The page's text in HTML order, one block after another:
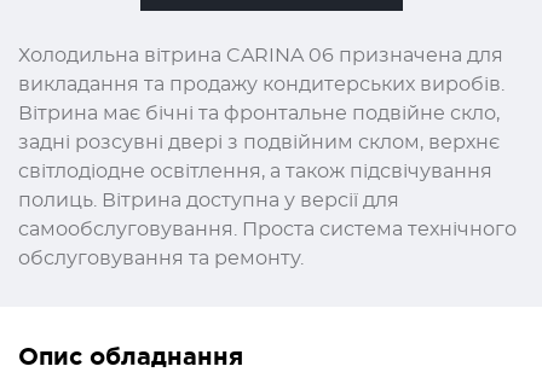
Холодильна вітрина CARINA 06 призначена для
викладання та продажу кондитерських виробів.
Вітрина має бічні та фронтальне подвійне скло,
задні розсувні двері з подвійним склом, верхнє
світлодіодне освітлення, а також підсвічування
полиць. Вітрина доступна у версії для
самообслуговування. Проста система технічного
обслуговування та ремонту.
Опис обладнання